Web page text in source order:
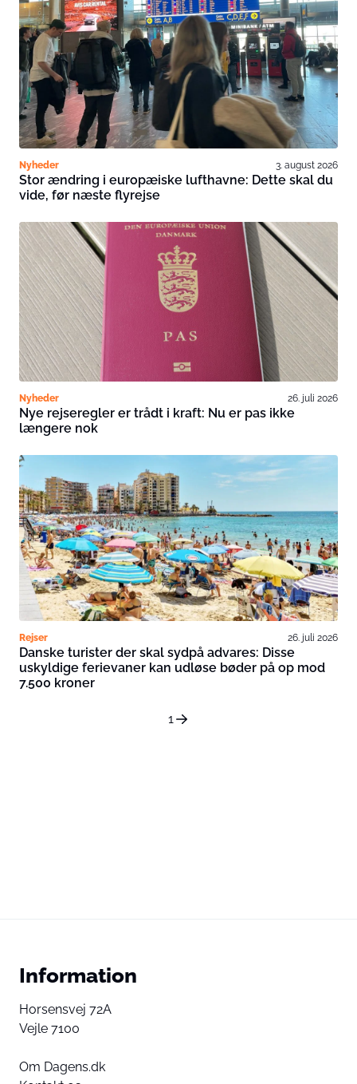
Nyheder 3. august 2026
Stor ændring i europæiske lufthavne: Dette skal du
vide, før næste flyrejse
Nyheder 26. juli 2026
Nye rejseregler er trådt i kraft: Nu er pas ikke
længere nok
Rejser 26. juli 2026
Danske turister der skal sydpå advares: Disse
uskyldige ferievaner kan udløse bøder på op mod
7.500 kroner
1
Information
Horsensvej 72A
Vejle 7100
Om Dagens.dk